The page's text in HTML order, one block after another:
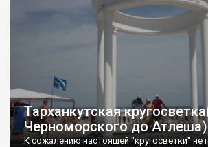
Тарханкутская
Черноморского до Атлеша)
К сожалению настоящей "кругосветки" не